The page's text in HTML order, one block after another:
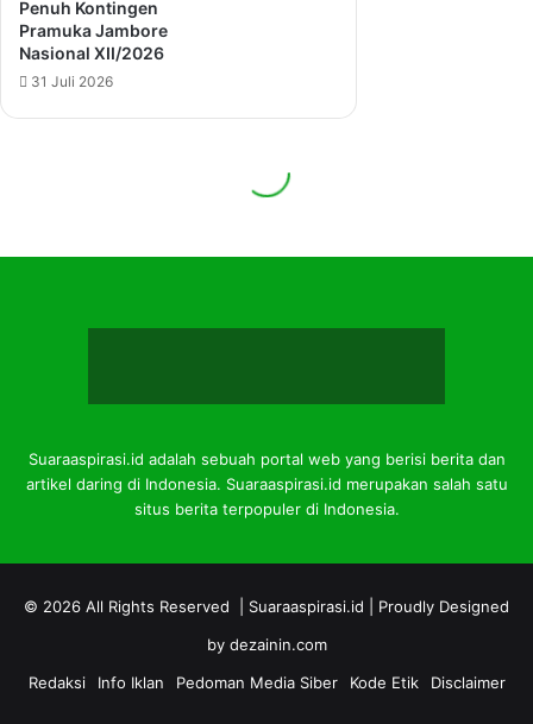
Suaraaspirasi.id adalah sebuah portal web yang berisi berita dan
artikel daring di Indonesia. Suaraaspirasi.id merupakan salah satu
situs berita terpopuler di Indonesia.
© 2026 All Rights Reserved | Suaraaspirasi.id | Proudly Designed
by dezainin.com
Redaksi
Info Iklan Pedoman Media Siber Kode Etik Disclaimer